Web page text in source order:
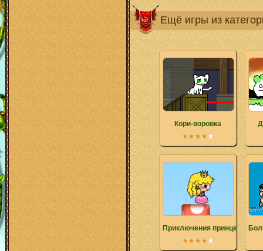
Ещё игры из
Кори-воровка
Приключения принцессы